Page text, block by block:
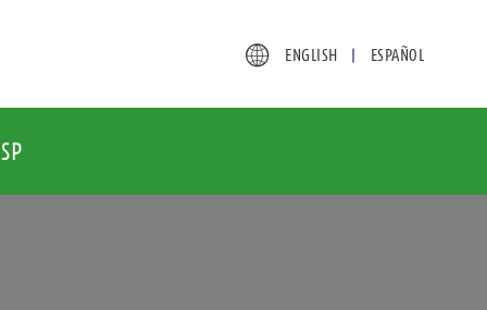
ENGLISH ESPAÑOL